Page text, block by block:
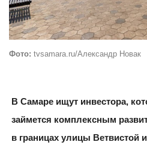
Фото: tvsamara.ru/Александр Новак
В Самаре ищут инвестора,
займется комплексным
в границах улицы Ветвистой